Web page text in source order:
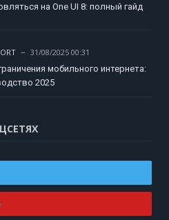
на One UI 8: полный гайд
31/08/2025 00:31
мобильного интернета:
2025